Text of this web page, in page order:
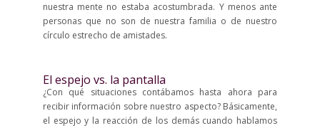
nuestra mente no estaba acostumbrada. Y menos ante
personas que no son de nuestra familia o de nuestro
círculo estrecho de amistades.
El espejo vs. la pantalla
¿Con qué situaciones contábamos hasta ahora para
recibir información sobre nuestro aspecto? Básicamente,
el espejo y la reacción de los demás cuando hablamos